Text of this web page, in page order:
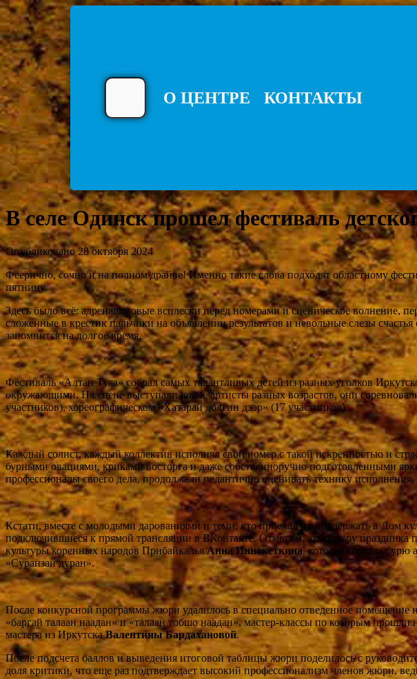
О ЦЕНТРЕ КОНТАКТЫ
В селе Одинск прошел фестиваль
Опубликовано 28 октября 2024
Феерично, сочно и на полном драйве! Именно такие слова подходят областному
пятницу.
Здесь было всё: адреналиновые всплески перед номерами и сценическое волнение,
сложенные в крестик пальчики на объявлении результатов и невольные слезы
запомнится на долгое время.
Фестиваль «Алтан Туяа» собрал самых талантливых детей из разных уголков
окружающими. На сцене выступали юные артисты разных возрастов, они
участников), хореографическом «Хатарай долгин дээр» (17 участников).
Каждый солист, каждый коллектив исполнял свой номер с такой искренностью и
бурными овациями, криками восторга и даже собственноручно подготовленными
профессионалы своего дела, продолжали педантично оценивать технику исполнения,
Кстати, вместе с молодыми дарованиями и теми, кто приехал их поддержать в Дом
подключившиеся к прямой трансляции в ВКонтакте. Отметим, атмосферу праздника
культуры коренных народов Прибайкалья Анна Иннокеткина, которая сорвала
«Суранзан дуран».
После конкурсной программы жюри удалилось в специально отведенное
«баргай талаан наадан» и «талаан тобшо наадан», мастер-классы по которым
мастера из ИркутскаВалентины Бардахановой.
После подсчета баллов и выведения итоговой таблицы жюри поделилось с
доля критики, что еще раз подтверждает высокий профессионализм членов жюри,